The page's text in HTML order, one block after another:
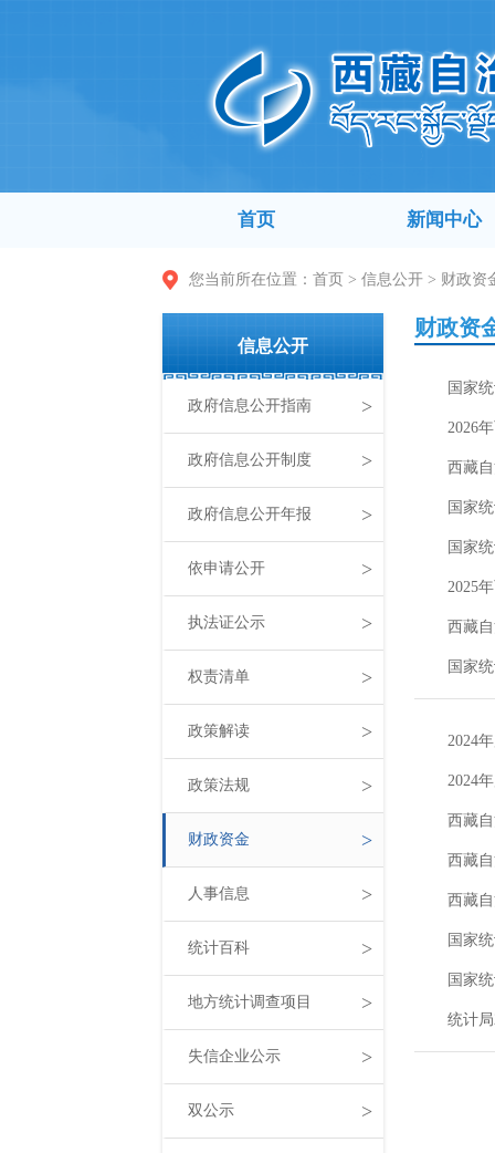
首页 新闻中心
您当前所在位置： 首页 > 信息公开 > 财政资
信息公开
政府信息公开指南 >
政府信息公开制度 >
政府信息公开年报 >
依申请公开 >
执法证公示 >
权责清单 >
政策解读 >
政策法规 >
财政资金 >
人事信息 >
统计百科 >
地方统计调查项目 >
失信企业公示 >
双公示 >
财政资
国家
2026
西藏
国家
国家
2025
西藏
国家
2024
2024
西藏
西藏
西藏
国家
国家
统计